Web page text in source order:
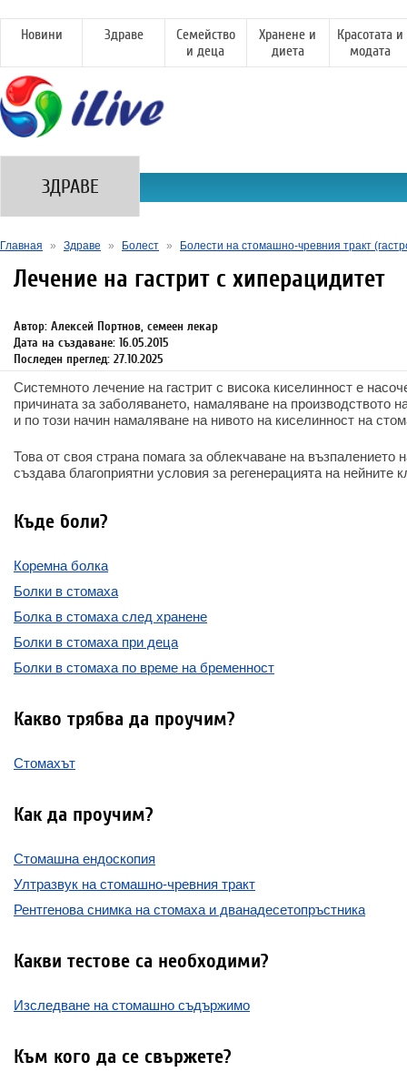
Новини Здраве
Семейство
и деца
Хранене и
диета
Красотата и
модата
ЗДРАВЕ
Главная » Здраве » Болест » Болести на стомашно-чревния тракт
Лечение на гастрит с хиперацидитет
Автор: Алексей Портнов, семеен лекар
Дата на създаване: 16.05.2015
Последен преглед: 27.10.2025
Системното лечение на гастрит с висока киселинност е
причината за заболяването, намаляване на производството
и по този начин намаляване на нивото на киселинност на
Това от своя страна помага за облекчаване на възпалението
създава благоприятни условия за регенерацията на нейните
Къде боли?
Коремна болка
Болки в стомаха
Болка в стомаха след хранене
Болки в стомаха при деца
Болки в стомаха по време на бременност
Какво трябва да проучим?
Стомахът
Как да проучим?
Стомашна ендоскопия
Ултразвук на стомашно-чревния тракт
Рентгенова снимка на стомаха и дванадесетопръстника
Какви тестове са необходими?
Изследване на стомашно съдържимо
Към кого да се свържете?